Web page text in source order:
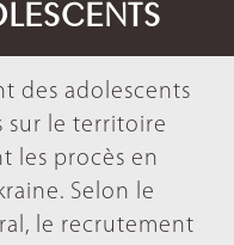
des adolescents
sur le territoire
les procès en
Selon le
le recrutement